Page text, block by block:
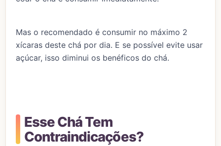
Mas o recomendado é consumir no máximo 2
xícaras deste chá por dia. E se possível evite usar
açúcar, isso diminui os benéficos do chá.
Esse Chá Tem
Contraindicações?